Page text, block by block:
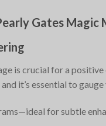
Gates Magic
is crucial for a
it’s essential to
for subtle